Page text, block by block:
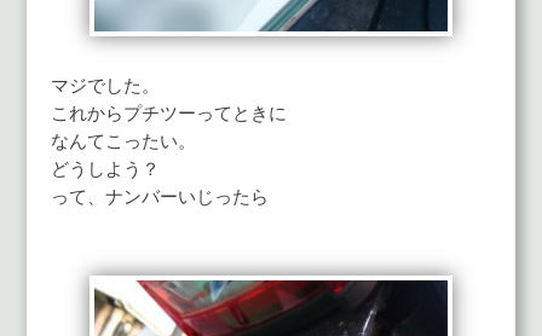
マジでした。
これからプチツーってときに
なんてこったい。
どうしよう？
って、ナンバーいじったら